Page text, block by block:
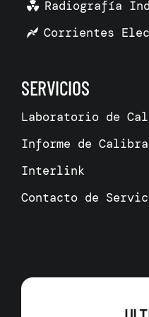
Radiografía
Corrientes
SERVICIOS
Laboratorio de
Informe de
Interlink
Contacto de